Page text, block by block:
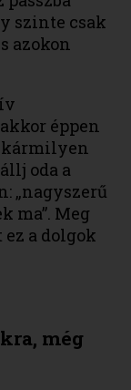
szinte csak
azokon
éppen
oda a
„nagyszerű
ma”. Meg
a dolgok
még